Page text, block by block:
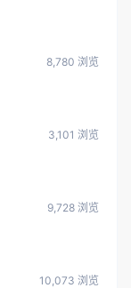
8,780 浏览
3,101 浏览
9,728 浏览
10,073 浏览